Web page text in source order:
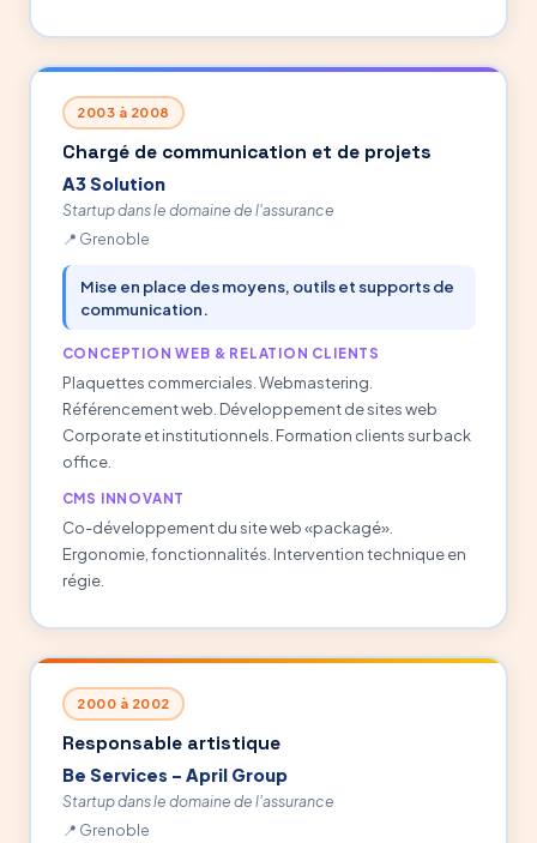
2003 à 2008
Chargé de communication et de projets
A3 Solution
Startup dans le domaine de l'assurance
Grenoble
Mise en place des moyens, outils et supports de
communication.
CONCEPTION WEB & RELATION CLIENTS
Plaquettes commerciales. Webmastering.
Référencement web. Développement de sites web
Corporate et institutionnels. Formation clients sur back
office.
CMS INNOVANT
Co-développement du site web «packagé».
Ergonomie, fonctionnalités. Intervention technique en
régie.
2000 à 2002
Responsable artistique
Be Services – April Group
Startup dans le domaine de l'assurance
Grenoble